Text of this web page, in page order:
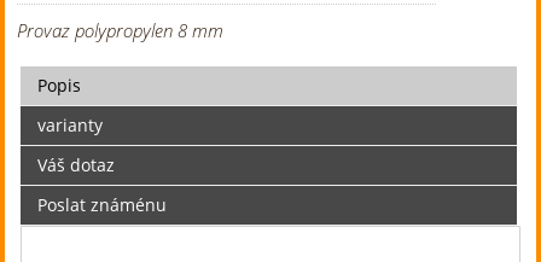
Provaz polypropylen 8 mm
Popis
varianty
Váš dotaz
Poslat známénu